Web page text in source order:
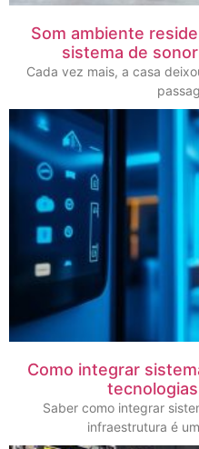
Som ambiente
sistema de
Cada vez mais, a casa
Como integrar
Saber como integrar
infraestrutura é